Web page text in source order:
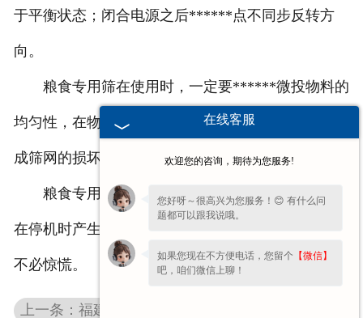
于平衡状态；闭合电源之后******点不同步反转方
向。
粮食专用筛在使用时，一定要******微投物料的
均匀性，在物料下落时，不能有太大的冲击，以免造
成筛网的损坏。
粮食专用筛在使用时可能会有噪音产生，如果实
在停机时产生瞬间的共振区，这是正常的现象，大家
不必惊慌。
上一条：福建粮食筛
在线客服
欢迎您的咨询，期待为您服务!
您好呀～很高兴为您服务！😊 有什么问
题都可以跟我说哦。
如果您现在不方便电话，您留个 【微信】
吧，咱们微信上聊！